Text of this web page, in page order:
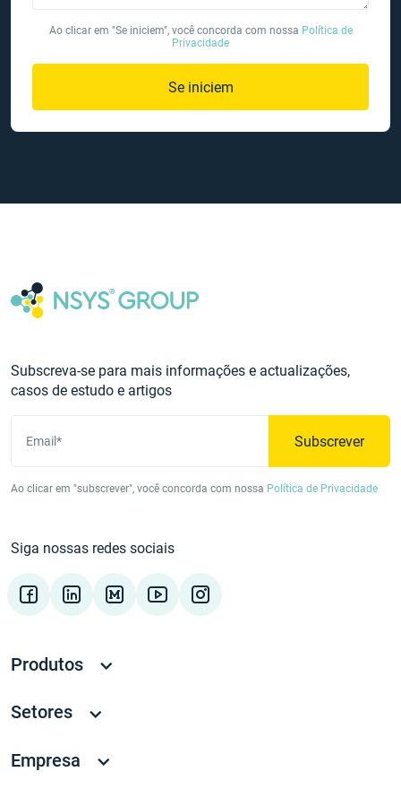
Ao clicar em "Se iniciem", você concorda com nossa Política de
Privacidade
Se iniciem
Subscreva-se para mais informações e actualizações,
casos de estudo e artigos
Email* Subscrever
Ao clicar em "subscrever", você concorda com nossa Política de Privacidade
Siga nossas redes sociais
Produtos
Setores
Empresa